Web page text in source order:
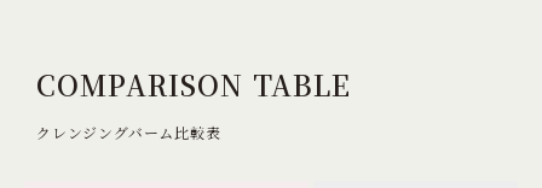
COMPARISON TABLE
クレンジングバーム比較表